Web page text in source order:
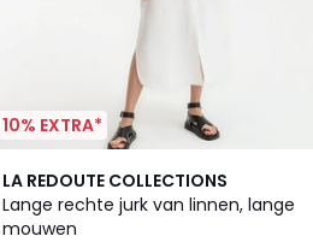
10% EXTRA*
LA REDOUTE COLLECTIONS
Lange rechte jurk van linnen, lange
mouwen
4,8
/ 5